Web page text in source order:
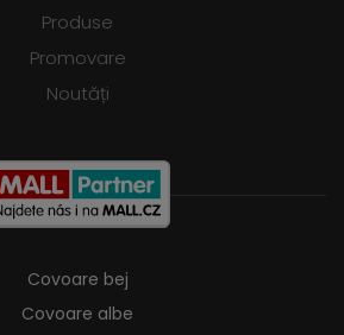
Produse
Promovare
Noutăți
Covoare bej
Covoare albe